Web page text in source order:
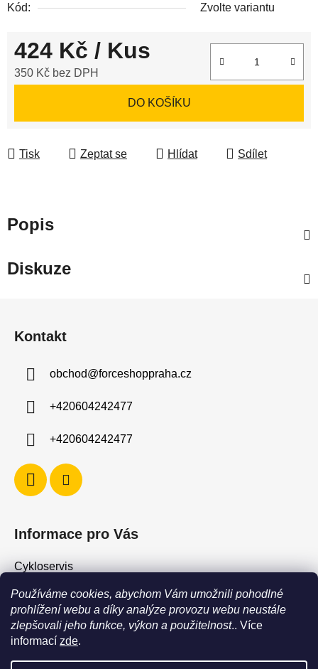
Používáme cookies, abychom Vám umožnili pohodlné
prohlížení webu a díky analýze provozu webu neustále
zlepšovali jeho funkce, výkon a použitelnost.. Více
informací zde.
Kód:
Zvolte variantu
424 Kč / Kus
350 Kč bez DPH
DO KOŠÍKU
Tisk Zeptat se Hlídat Sdílet
Popis
Diskuze
Kontakt
obchod@forceshoppraha.cz
+420604242477
+420604242477
Informace pro Vás
Cykloservis
Skiservis
Obchodní podmínky
Podmínky ochrany osobních údajů